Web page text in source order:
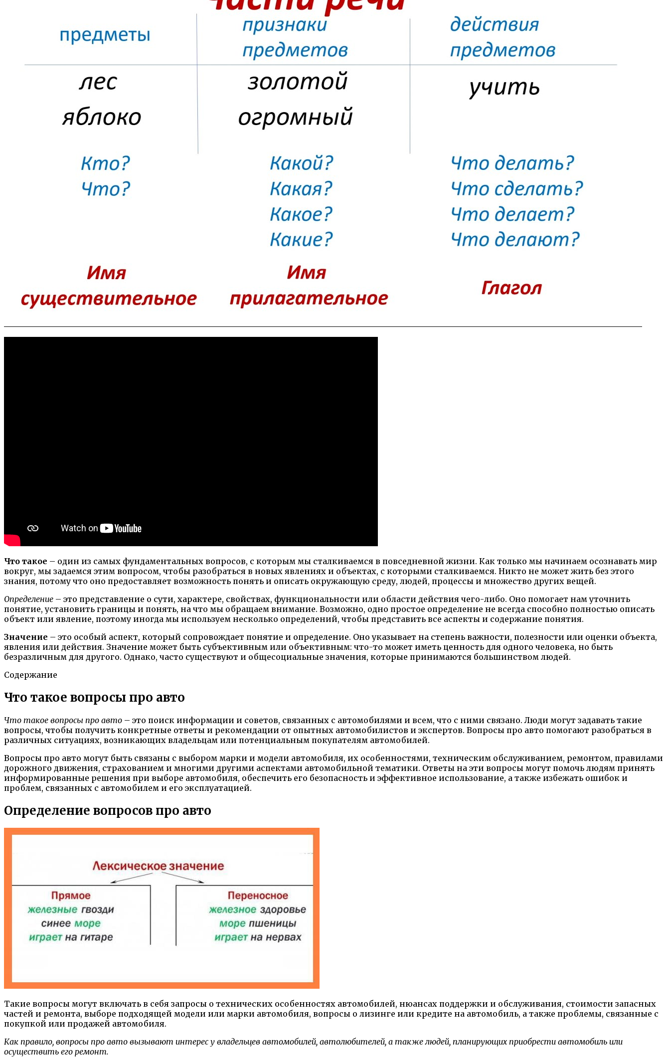
Что такое – один из самых фундаментальных вопросов, с которым мы сталкиваемся в повседневной жизни. Как только мы начинаем осознавать мир
вокруг, мы задаемся этим вопросом, чтобы разобраться в новых явлениях и объектах, с которыми сталкиваемся. Никто не может жить без этого
знания, потому что оно предоставляет возможность понять и описать окружающую среду, людей, процессы и множество других вещей.
Определение – это представление о сути, характере, свойствах, функциональности или области действия чего-либо. Оно помогает нам уточнить
понятие, установить границы и понять, на что мы обращаем внимание. Возможно, одно простое определение не всегда способно полностью описать
объект или явление, поэтому иногда мы используем несколько определений, чтобы представить все аспекты и содержание понятия.
Значение – это особый аспект, который сопровождает понятие и определение. Оно указывает на степень важности, полезности или оценки объекта,
явления или действия. Значение может быть субъективным или объективным: что-то может иметь ценность для одного человека, но быть
безразличным для другого. Однако, часто существуют и общесоциальные значения, которые принимаются большинством людей.
Содержание
Что такое вопросы про авто
Что такое вопросы про авто – это поиск информации и советов, связанных с автомобилями и всем, что с ними связано. Люди могут задавать такие
вопросы, чтобы получить конкретные ответы и рекомендации от опытных автомобилистов и экспертов. Вопросы про авто помогают разобраться в
различных ситуациях, возникающих владельцам или потенциальным покупателям автомобилей.
Вопросы про авто могут быть связаны с выбором марки и модели автомобиля, их особенностями, техническим обслуживанием, ремонтом, правилами
дорожного движения, страхованием и многими другими аспектами автомобильной тематики. Ответы на эти вопросы могут помочь людям принять
информированные решения при выборе автомобиля, обеспечить его безопасность и эффективное использование, а также избежать ошибок и
проблем, связанных с автомобилем и его эксплуатацией.
Определение вопросов про авто
Такие вопросы могут включать в себя запросы о технических особенностях автомобилей, нюансах поддержки и обслуживания, стоимости запасных
частей и ремонта, выборе подходящей модели или марки автомобиля, вопросы о лизинге или кредите на автомобиль, а также проблемы, связанные с
покупкой или продажей автомобиля.
Как правило, вопросы про авто вызывают интерес у владельцев автомобилей, автолюбителей, а также людей, планирующих приобрести автомобиль или
осуществить его ремонт.